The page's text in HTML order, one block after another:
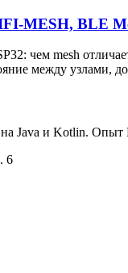
MESH, BLE
чем mesh
между узлами,
Java и Kotlin.
6